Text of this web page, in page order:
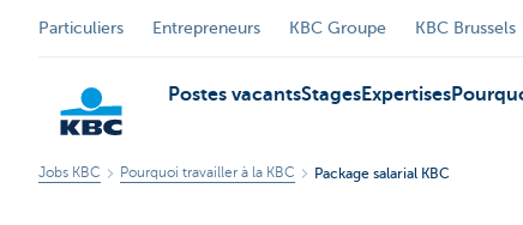
Particuliers Entrepreneurs KBC Groupe KBC Brussels
Postes vacantsStagesExpertises
Jobs KBC Pourquoi travailler à la KBC Package salarial KBC